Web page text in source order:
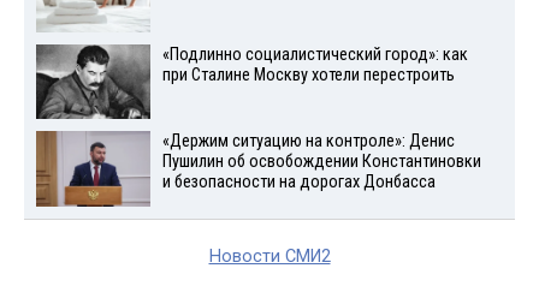
«Подлинно социалистический город»: как
при Сталине Москву хотели перестроить
«Держим ситуацию на контроле»: Денис
Пушилин об освобождении Константиновки
и безопасности на дорогах Донбасса
Новости СМИ2